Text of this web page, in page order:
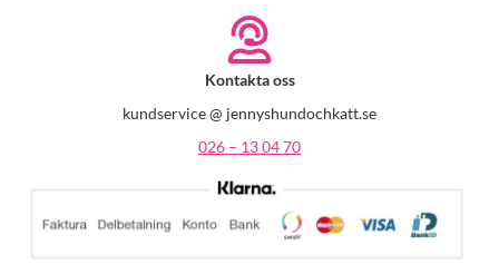
Kontakta oss
kundservice @ jennyshundochkatt.se
026 – 13 04 70